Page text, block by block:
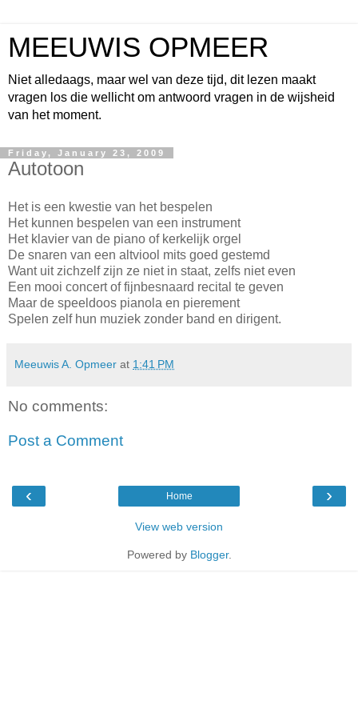
MEEUWIS OPMEER
Niet alledaags, maar wel van deze tijd, dit lezen maakt
vragen los die wellicht om antwoord vragen in de wijsheid
van het moment.
Friday, January 23, 2009
Autotoon
Het is een kwestie van het bespelen
Het kunnen bespelen van een instrument
Het klavier van de piano of kerkelijk orgel
De snaren van een altviool mits goed gestemd
Want uit zichzelf zijn ze niet in staat, zelfs niet even
Een mooi concert of fijnbesnaard recital te geven
Maar de speeldoos pianola en pierement
Spelen zelf hun muziek zonder band en dirigent.
Meeuwis A. Opmeer at 1:41 PM
No comments:
Post a Comment
‹ ›
Home
View web version
Powered by Blogger.